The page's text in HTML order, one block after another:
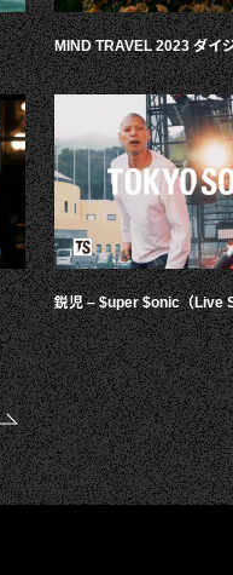
MIND TRAVEL 2023 ダイ
鋭児 – $uper $onic（Live